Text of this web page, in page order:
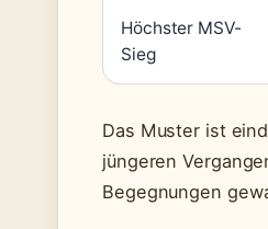
Höchster MSV-
Sieg
Das Muster ist
jüngeren
Begegnungen